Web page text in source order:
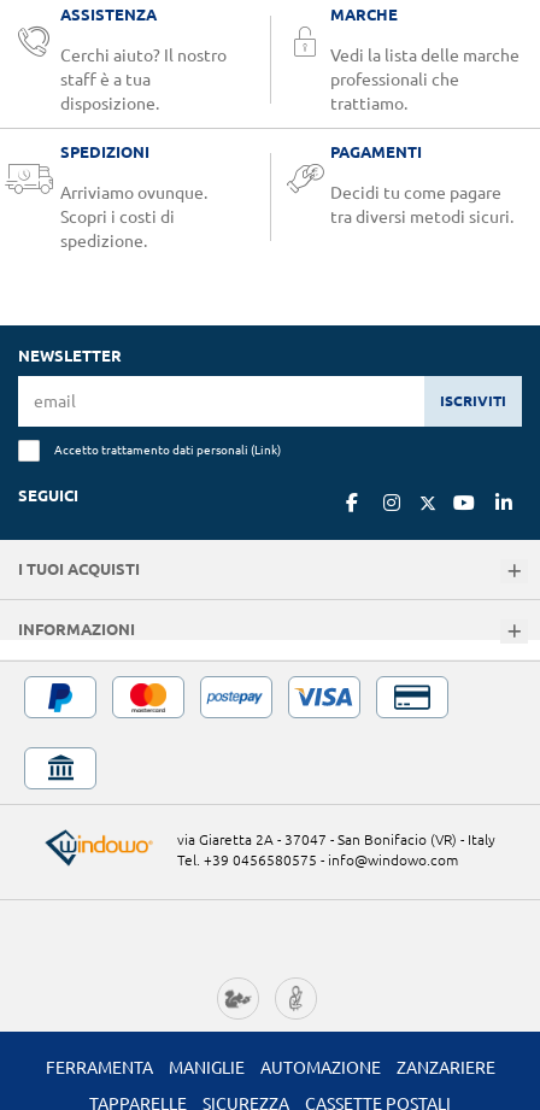
ASSISTENZA
Cerchi aiuto? Il nostro
staff è a tua
disposizione.
MARCHE
Vedi la lista delle marche
professionali che
trattiamo.
SPEDIZIONI
Arriviamo ovunque.
Scopri i costi di
spedizione.
PAGAMENTI
Decidi tu come pagare
tra diversi metodi sicuri.
NEWSLETTER
ISCRIVITI
Accetto trattamento dati personali (Link)
SEGUICI
I TUOI ACQUISTI
INFORMAZIONI
via Giaretta 2A - 37047 - San Bonifacio (VR) - Italy
Tel. +39 0456580575 - info@windowo.com
FERRAMENTA MANIGLIE AUTOMAZIONE
ZANZARIERE
TAPPARELLE
SICUREZZA CASSETTE POSTALI